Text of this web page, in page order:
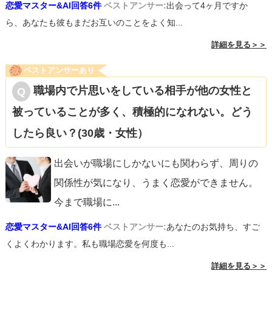
恋愛マスター&AI回答6件 ベストアンサー:出会って4ヶ月ですか
ら、あなたも彼もまだお互いのことをよく知...
詳細を見る＞＞
ベストアンサーあり
職場内で片思いをしている相手が他の女性と
被っていることが多く、積極的になれない。どう
したら良い？(30歳・女性）
出会いが職場にしかないにも関わらず、周りの
関係性が気になり、うまく恋愛ができません。
今まで職場に...
恋愛マスター&AI回答6件 ベストアンサー:あなたのお気持ち、すご
くよくわかります。私も職場恋愛を何度も...
詳細を見る＞＞